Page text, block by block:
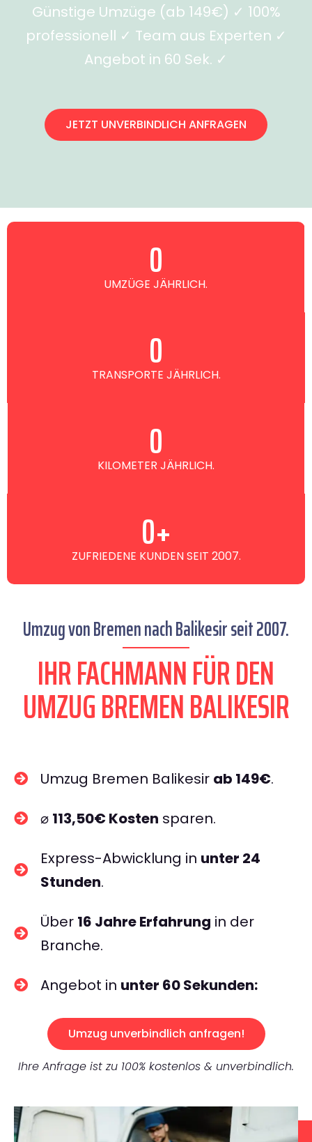
Günstige Umzüge (ab 149€) ✓ 100%
professionell ✓ Team aus Experten ✓
Angebot in 60 Sek. ✓
JETZT UNVERBINDLICH ANFRAGEN
UMZÜGE JÄHRLICH.
0
TRANSPORTE JÄHRLICH.
0
KILOMETER JÄHRLICH.
0
ZUFRIEDENE KUNDEN SEIT 2007.
0+
Umzug von Bremen nach Balikesir seit 2007.
IHR FACHMANN FÜR DEN
UMZUG BREMEN BALIKESIR
Umzug Bremen Balikesir ab 149€.
⌀ 113,50€ Kosten sparen.
Express-Abwicklung in unter 24
Stunden.
Über 16 Jahre Erfahrung in der
Branche.
Angebot in unter 60 Sekunden:
Umzug unverbindlich anfragen!
Ihre Anfrage ist zu 100% kostenlos & unverbindlich.